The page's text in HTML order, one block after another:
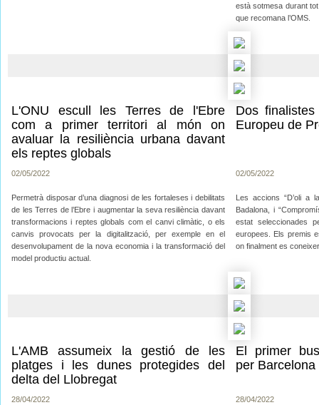
està sotmesa durant
que recomana l’OMS.
L'ONU escull les Terres de l'Ebre
com a primer territori al món on
avaluar la resiliència urbana davant
els reptes globals
02/05/2022
Permetrà disposar d’una diagnosi de les fortaleses i debilitats
de les Terres de l’Ebre i augmentar la seva resiliència davant
transformacions i reptes globals com el canvi climàtic, o els
canvis provocats per la digitalització, per exemple en el
desenvolupament de la nova economia i la transformació del
model productiu actual.
Dos
Europeu de
02/05/2022
Les accions “D’oli a
Badalona, i
estat seleccionades
europees. Els premis
on finalment es
L'AMB assumeix la gestió de les
platges i les dunes protegides del
delta del Llobregat
28/04/2022
El primer
per Barcelona
28/04/2022